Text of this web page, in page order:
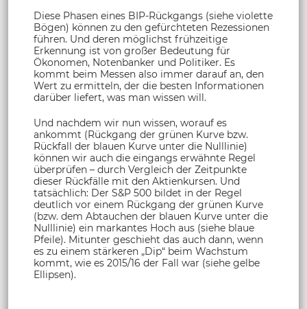
Diese Phasen eines BIP-Rückgangs (siehe violette
Bögen) können zu den gefürchteten Rezessionen
führen. Und deren möglichst frühzeitige
Erkennung ist von großer Bedeutung für
Ökonomen, Notenbanker und Politiker. Es
kommt beim Messen also immer darauf an, den
Wert zu ermitteln, der die besten Informationen
darüber liefert, was man wissen will.
Und nachdem wir nun wissen, worauf es
ankommt (Rückgang der grünen Kurve bzw.
Rückfall der blauen Kurve unter die Nulllinie)
können wir auch die eingangs erwähnte Regel
überprüfen – durch Vergleich der Zeitpunkte
dieser Rückfälle mit den Aktienkursen. Und
tatsächlich: Der S&P 500 bildet in der Regel
deutlich vor einem Rückgang der grünen Kurve
(bzw. dem Abtauchen der blauen Kurve unter die
Nulllinie) ein markantes Hoch aus (siehe blaue
Pfeile). Mitunter geschieht das auch dann, wenn
es zu einem stärkeren „Dip“ beim Wachstum
kommt, wie es 2015/16 der Fall war (siehe gelbe
Ellipsen).